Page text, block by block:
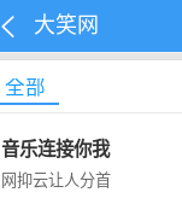
大笑网
全部
音乐连接你我
网抑云让人分首